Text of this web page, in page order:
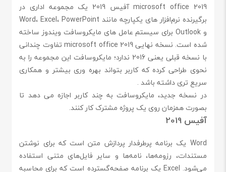
microsoft office 2019 آفیس 2019 یک مجموعه اداری در
برگیرنده نرم‌افزار های یکپارچه مانند Word، Excel، PowerPoint
و Outlook برای سیستم‌ عامل‌ های مایکروسافت ویندوز ساخته
شده است. نسخه نهایی microsoft office 2019 تفاوت چندانی
با نسخه قبلی یعنی 2016 ندارد؛ مایکروسافت این مجموعه را به
نحوی طراحی کرده که کاربر بتواند بهره وری بیشتر و همکاری
سریع تری داشته باشد .
در نسخه جدید، مایکروسافت به چند کاربر اجازه می دهد تا
بصورت همزمان روی یک پروژه مشترک کار کنند.
آفیس 2019
Word یک برنامه پرطرفدار پردازش متن است که برای نوشتن
مستندات، رزومه‌ها، نامه‌ها و سایر فایل‌های متنی استفاده
می‌شود. Excel یک برنامه صفحه‌گسترده است که برای محاسبه